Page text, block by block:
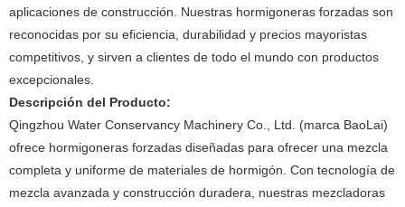
aplicaciones de construcción. Nuestras hormigoneras forzadas son
reconocidas por su eficiencia, durabilidad y precios mayoristas
competitivos, y sirven a clientes de todo el mundo con productos
excepcionales.
Descripción del Producto:
Qingzhou Water Conservancy Machinery Co., Ltd. (marca BaoLai)
ofrece hormigoneras forzadas diseñadas para ofrecer una mezcla
completa y uniforme de materiales de hormigón. Con tecnología de
mezcla avanzada y construcción duradera, nuestras mezcladoras